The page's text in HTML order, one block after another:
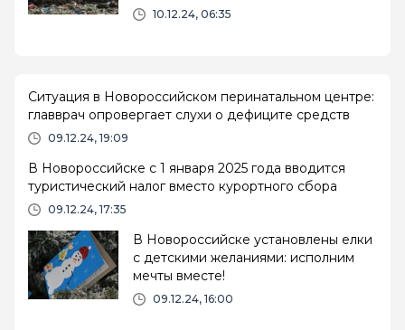
10.12.24, 06:35
Ситуация в Новороссийском перинатальном центре:
главврач опровергает слухи о дефиците средств
09.12.24, 19:09
В Новороссийске с 1 января 2025 года вводится
туристический налог вместо курортного сбора
09.12.24, 17:35
В Новороссийске установлены елки
с детскими желаниями: исполним
мечты вместе!
09.12.24, 16:00